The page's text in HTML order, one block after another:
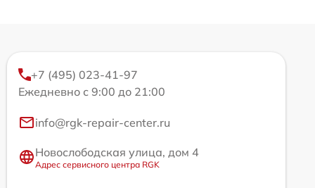
+7 (495) 023-41-97
Ежедневно с 9:00 до 21:00
info@rgk-repair-center.ru
Новослободская улица, дом 4
Адрес сервисного центра RGK